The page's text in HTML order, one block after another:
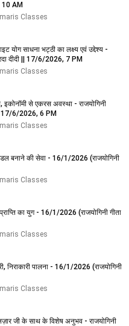
AM
Classes
योग साधना भट्ठी का लक्ष्य एवं उद्देश्य -
राजयोगिनी शारदा दीदी || 17/6/2026, 7 PM
Classes
से एकरस अवस्था - राजयोगिनी
प्रवीणा दीदी || 17/6/2026, 6 PM
Classes
सेवा - 16/1/2026 (राजयोगिनी
Classes
1/2026 (राजयोगिनी गीता
Classes
निराकारी पालना - 16/1/2026 (राजयोगिनी
Classes
जी के साथ के विशेष अनुभव - राजयोगिनी